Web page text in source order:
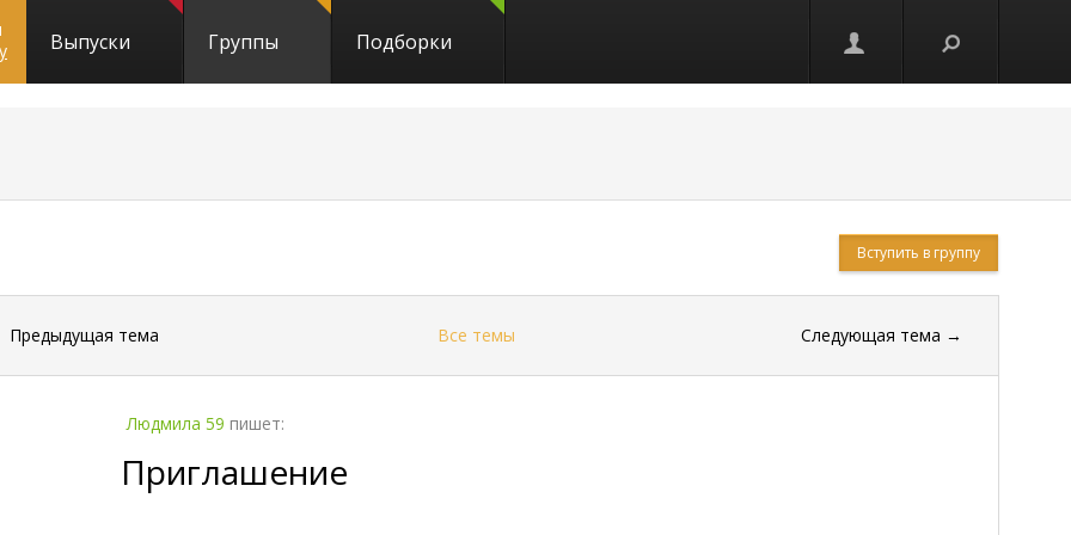
Выпуски Группы Подборки
Вступить в группу
Предыдущая тема Все темы Следующая тема →
Людмила 59 пишет:
Приглашение